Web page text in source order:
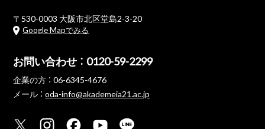
〒530-0003 大阪市北区堂島2-3-20
Google Mapでみる
お問い合わせ ： 0120-59-2299
企業の方 ： 06-6345-4676
メール ：oda-info@akademeia21.ac.jp